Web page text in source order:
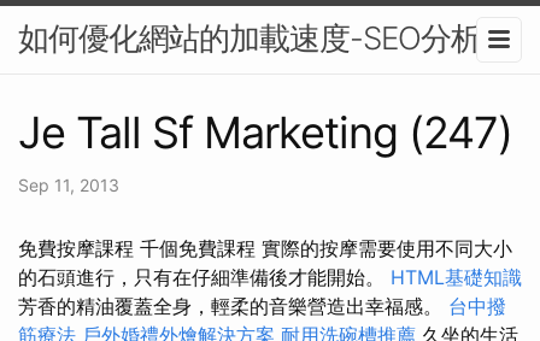
如何優化網站的加載速度-SEO分析
Je Tall Sf Marketing (247)
Sep 11, 2013
免費按摩課程 千個免費課程 實際的按摩需要使用不同大小
的石頭進行，只有在仔細準備後才能開始。 HTML基礎知識
芳香的精油覆蓋全身，輕柔的音樂營造出幸福感。 台中撥
筋療法 戶外婚禮外燴解決方案 耐用洗碗槽推薦 久坐的生活